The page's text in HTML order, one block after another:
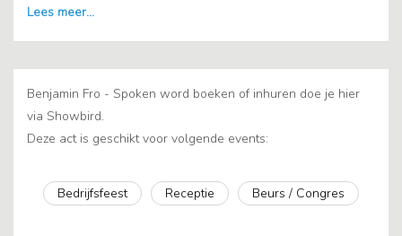
Benjamin Fro - Spoken word boeken of inhuren doe je hier
via Showbird.
Deze act is geschikt voor volgende events:
Bedrijfsfeest Receptie Beurs / Congres